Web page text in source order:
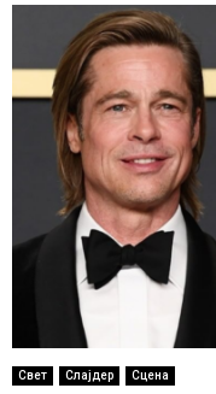
Свет Слајдер Сцена